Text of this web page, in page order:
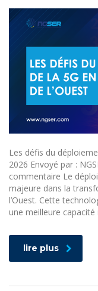
Les défis du
2026 Envoyé par :
commentaire Le
majeure dans la
l’Ouest. Cette
une meilleure
lire plus